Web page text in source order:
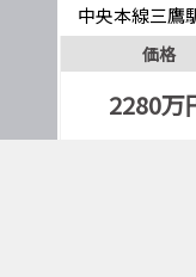
中央本線三鷹
中央・総武緩
価格
2280万